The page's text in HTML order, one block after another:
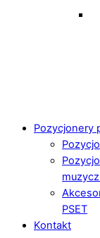
Pozycjonery
PSET
Kontakt